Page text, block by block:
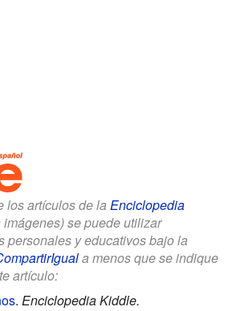
los artículos de la Enciclopedia
se puede utilizar
personales y educativos bajo la
a menos que se indique
artículo:
. Enciclopedia Kiddle.